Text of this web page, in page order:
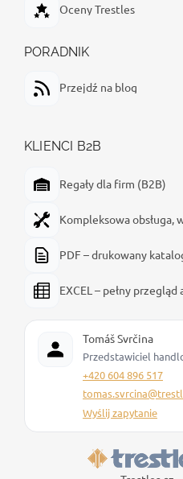
Oceny Trestles
PORADNIK
Przejdź na blog
KLIENCI B2B
Regały dla firm (B2B)
Kompleksowa obsługa,
PDF – drukowany
EXCEL – pełny
Tomáš Svrčina
Przedstawiciel
+420 604 896 517
Wyślij zapytanie